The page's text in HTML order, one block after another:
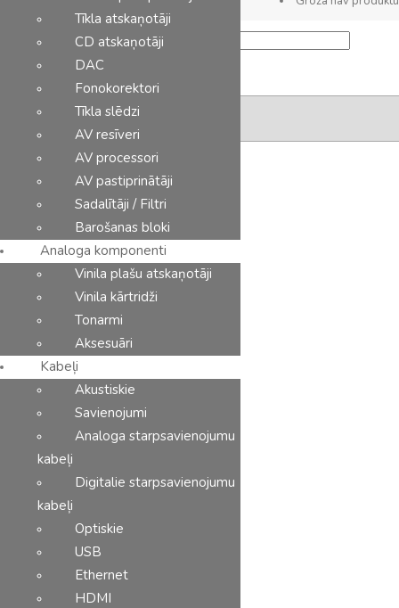
Ražotāji Kontakti
Showing 1–24 of 52 results
Min
price
Tīkla atskaņotāji
CD atskaņotāji
DAC
Fonokorektori
Tīkla slēdzi
AV resīveri
AV processori
AV pastiprinātāji
Sadalītāji / Filtri
Barošanas bloki
Analoga komponenti
Vinila plašu atskaņotāji
Vinila kārtridži
Tonarmi
Aksesuāri
Kabeļi
Akustiskie
Savienojumi
Analoga starpsavienojumu
kabeļi
Digitalie starpsavienojumu
kabeļi
Optiskie
USB
Ethernet
HDMI